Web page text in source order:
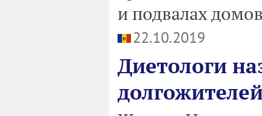
и подвалах
22.10.2019
Диетологи